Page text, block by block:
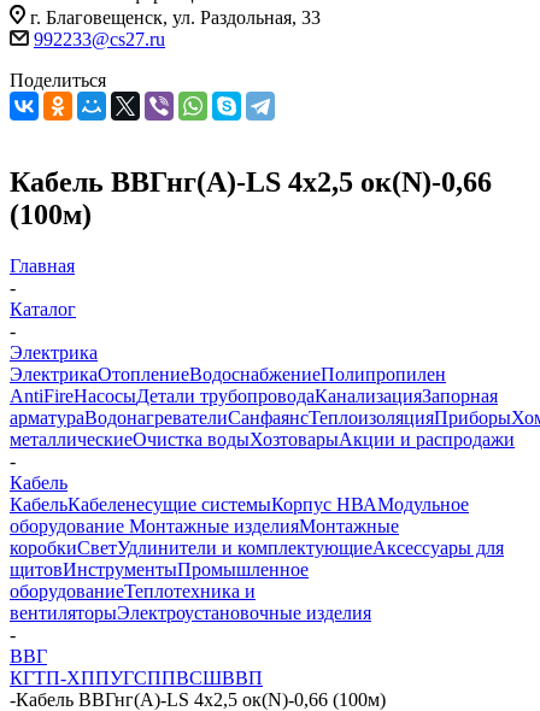
г. Благовещенск, ул. Раздольная, 33
992233@cs27.ru
Поделиться
Кабель ВВГнг(А)-LS 4х2,5 ок(N)-0,66
(100м)
Главная
-
Каталог
-
Электрика
ЭлектрикаОтоплениеВодоснабжениеПолипропилен
AntiFireНасосыДетали трубопроводаКанализацияЗапорная
арматураВодонагревателиСанфаянсТеплоизоляцияПриборы
металлическиеОчистка водыХозтоварыАкции и распродажи
-
Кабель
КабельКабеленесущие системыКорпус НВАМодульное
оборудование Монтажные изделияМонтажные
коробкиСветУдлинители и комплектующиеАксессуары для
щитовИнструментыПромышленное
оборудованиеТеплотехника и
вентиляторыЭлектроустановочные изделия
-
ВВГ
КГТП-ХППУГСППВСШВВП
-Кабель ВВГнг(А)-LS 4х2,5 ок(N)-0,66 (100м)